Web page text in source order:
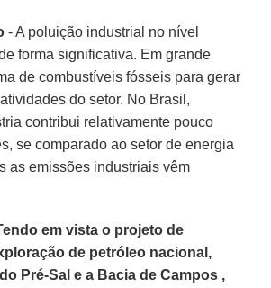
- A poluição industrial no nível
forma significativa. Em grande
de combustíveis fósseis para gerar
do setor. No Brasil,
contribui relativamente pouco
se comparado ao setor de energia
as emissões industriais vêm
em vista o projeto de
de petróleo nacional,
Pré-Sal e a Bacia de Campos ,